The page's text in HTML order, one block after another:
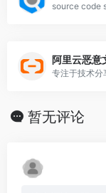
source code
阿里云恶意
专注于技术分
暂无评论